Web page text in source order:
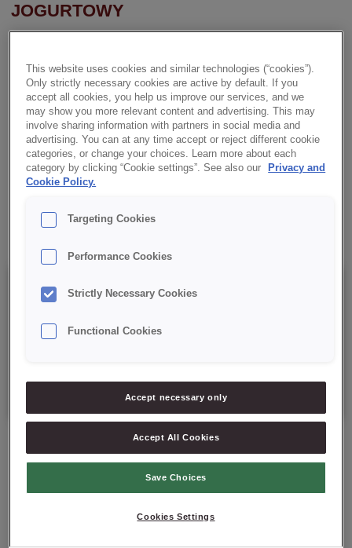
JOGURTOWY
Sporządzany na zimno, naturalny biały kolor i gładka
konsystencja.
✔ Do stosowania na zimno
✔ Jogurtowy smak
✔ RSPO MB
Szczegóły
Data minimalnej trwałości: 6 miesięcy od daty produkcji.
ZAPYTAJ O PRODUKT
This website uses cookies and similar technologies (“cookies”).
Only strictly necessary cookies are active by default. If you
accept all cookies, you help us improve our services, and we
may show you more relevant content and advertising. This may
involve sharing information with partners in social media and
advertising. You can at any time accept or reject different cookie
categories, or change your choices. Learn more about each
category by clicking “Cookie settings”. See also our
Privacy and
Cookie Policy.
Targeting Cookies
Performance Cookies
Strictly Necessary Cookies
Functional Cookies
Accept necessary only
Accept All Cookies
Save Choices
Cookies Settings